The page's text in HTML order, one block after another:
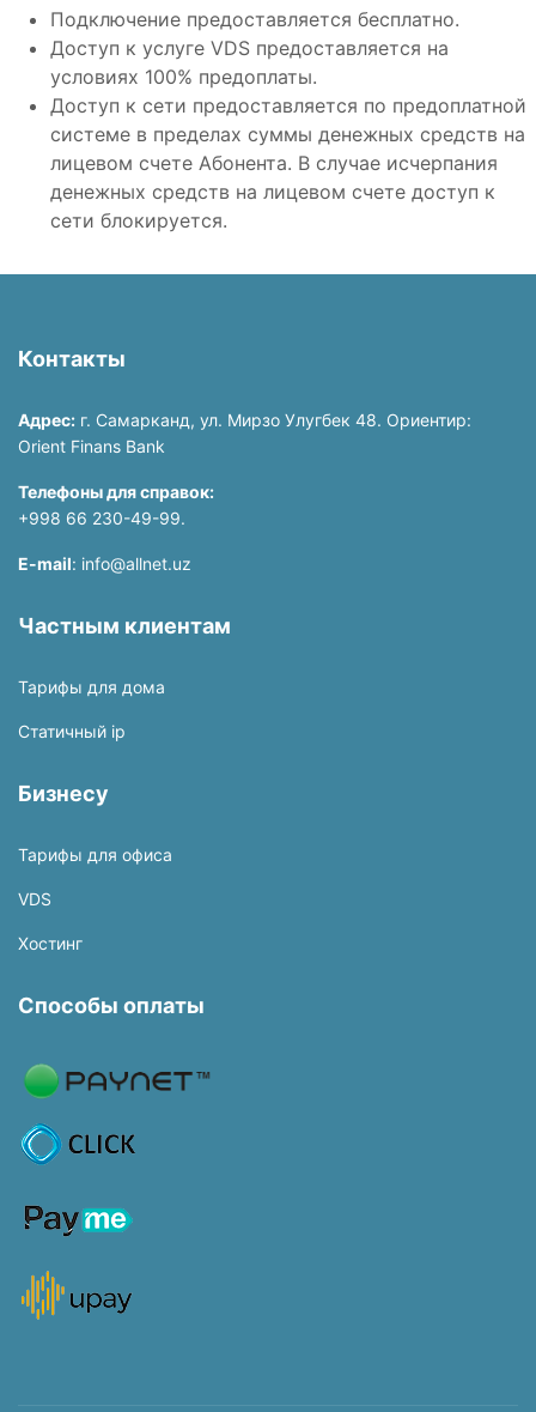
Подключение предоставляется бесплатно.
Доступ к услуге VDS предоставляется на
условиях 100% предоплаты.
Доступ к сети предоставляется по предоплатной
системе в пределах суммы денежных средств на
лицевом счете Абонента. В случае исчерпания
денежных средств на лицевом счете доступ к
сети блокируется.
Контакты
Адрес: г. Самарканд, ул. Мирзо Улугбек 48. Ориентир:
Orient Finans Bank
Телефоны для справок:
+998 66 230-49-99.
E-mail: info@allnet.uz
Частным клиентам
Тарифы для дома
Статичный ip
Бизнесу
Тарифы для офиса
VDS
Хостинг
Способы оплаты